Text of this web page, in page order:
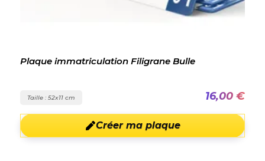
Plaque immatriculation Filigrane Bulle
Taille : 52x11 cm 16,00 €
Créer ma plaque